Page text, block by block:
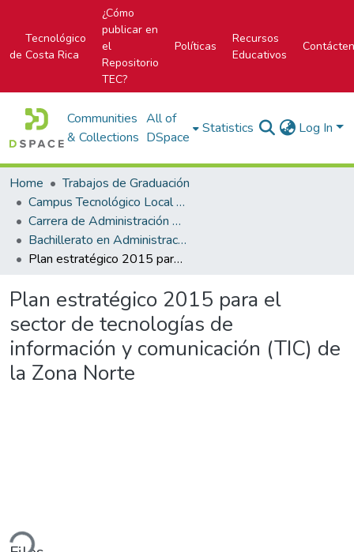
Tecnológico
de Costa Rica
¿Cómo
publicar en
el
Repositorio
TEC?
Políticas
Recursos
Educativos
Communities
& Collections
All of
DSpace
Statistics Log In
Home
Trabajos de Graduación
Campus Tecnológico Local San Carlos
Carrera de Administración de Empresas
Bachillerato en Administración de Empresas
Plan estratégico 2015 para el sector de tecnologías de información y comunicación (TIC) de la Zona Norte
Plan estratégico 2015 para el
sector de tecnologías de
información y comunicación (TIC) de
la Zona Norte